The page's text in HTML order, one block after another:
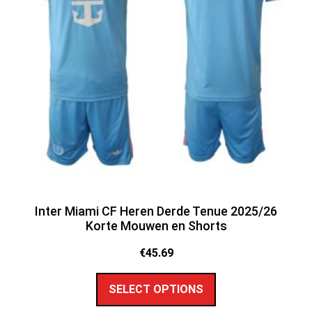
Inter Miami CF Heren Derde Tenue 2025/26
Korte Mouwen en Shorts
€45.69
SELECT OPTIONS